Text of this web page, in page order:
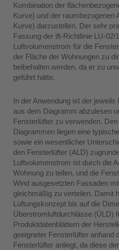
Kombination der
Kurve) und der raumbezogenen
Kurve) darzustellen. Der sehr
Fassung der ift-Richtlinie LU-02/
Luftvolumenstrom für die
der Fläche der Wohnungen zu
beibehalten werden, da er zu
geführt hätte.
In der Anwendung ist der
aus dem Diagramm abzulesen
Fensterlüfter zu verwenden.
Diagrammen liegen eine
sowie ein wesentlicher
den Fensterlüfter (ALD)
Luftvolumenstrom ist durch die
Wohnung zu teilen, und die
Wind ausgesetzten Fassaden
gleichmäßig zu verteilen. Damit
Lüftungskonzept bis auf die
Überstromluftdurchlässe (ÜLD)
Produktdatenblättern der
geeigneter Fensterlüfter anhand
Fensterlüfter anliegt, da diese